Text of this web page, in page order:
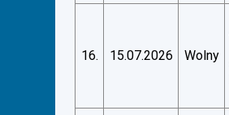
16. 15.07.2026 Wolny